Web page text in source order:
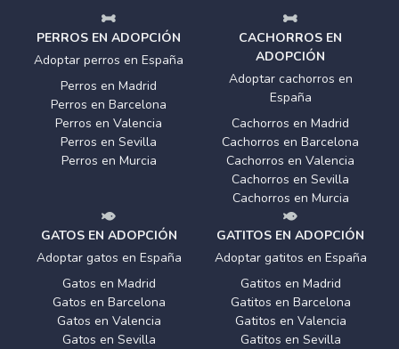
PERROS EN ADOPCIÓN
Adoptar perros en España
Perros en Madrid
Perros en Barcelona
Perros en Valencia
Perros en Sevilla
Perros en Murcia
CACHORROS EN
ADOPCIÓN
Adoptar cachorros en
España
Cachorros en Madrid
Cachorros en Barcelona
Cachorros en Valencia
Cachorros en Sevilla
Cachorros en Murcia
GATOS EN ADOPCIÓN
Adoptar gatos en España
Gatos en Madrid
Gatos en Barcelona
Gatos en Valencia
Gatos en Sevilla
GATITOS EN ADOPCIÓN
Adoptar gatitos en España
Gatitos en Madrid
Gatitos en Barcelona
Gatitos en Valencia
Gatitos en Sevilla